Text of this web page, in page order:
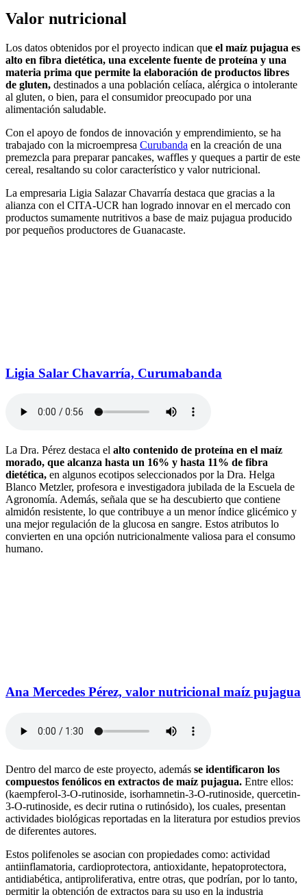
Valor nutricional
Los datos obtenidos por el proyecto indican que el maíz pujagua es
alto en fibra dietética, una excelente fuente de proteína y una
materia prima que permite la elaboración de productos libres
de gluten, destinados a una población celíaca, alérgica o intolerante
al gluten, o bien, para el consumidor preocupado por una
alimentación saludable.
Con el apoyo de fondos de innovación y emprendimiento, se ha
trabajado con la microempresa Curubanda en la creación de una
premezcla para preparar pancakes, waffles y queques a partir de este
cereal, resaltando su color característico y valor nutricional.
La empresaria Ligia Salazar Chavarría destaca que gracias a la
alianza con el CITA-UCR han logrado innovar en el mercado con
productos sumamente nutritivos a base de maiz pujagua producido
por pequeños productores de Guanacaste.
Ligia Salar Chavarría, Curumabanda
La Dra. Pérez destaca el alto contenido de proteína en el maíz
morado, que alcanza hasta un 16% y hasta 11% de fibra
dietética, en algunos ecotipos seleccionados por la Dra. Helga
Blanco Metzler, profesora e investigadora jubilada de la Escuela de
Agronomía. Además, señala que se ha descubierto que contiene
almidón resistente, lo que contribuye a un menor índice glicémico y
una mejor regulación de la glucosa en sangre. Estos atributos lo
convierten en una opción nutricionalmente valiosa para el consumo
humano.
Ana Mercedes Pérez, valor nutricional maíz pujagua
Dentro del marco de este proyecto, además se identificaron los
compuestos fenólicos en extractos de maíz pujagua. Entre ellos:
(kaempferol-3-O-rutinoside, isorhamnetin-3-O-rutinoside, quercetin-
3-O-rutinoside, es decir rutina o rutinósido), los cuales, presentan
actividades biológicas reportadas en la literatura por estudios previos
de diferentes autores.
Estos polifenoles se asocian con propiedades como: actividad
antiinflamatoria, cardioprotectora, antioxidante, hepatoprotectora,
antidiabética, antiproliferativa, entre otras, que podrían, por lo tanto,
permitir la obtención de extractos para su uso en la industria